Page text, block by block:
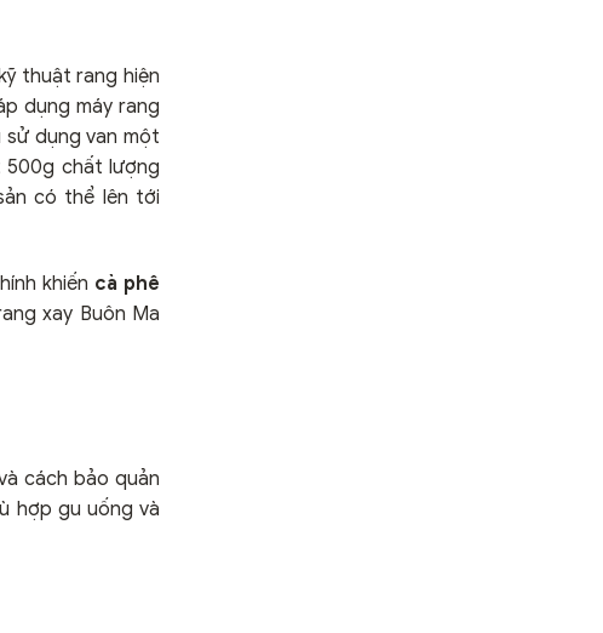
thuật rang hiện
dụng máy rang
dụng van một
500g chất lượng
có thể lên tới
khiến cà phê
xay Buôn Ma
cách bảo quản
hợp gu uống và